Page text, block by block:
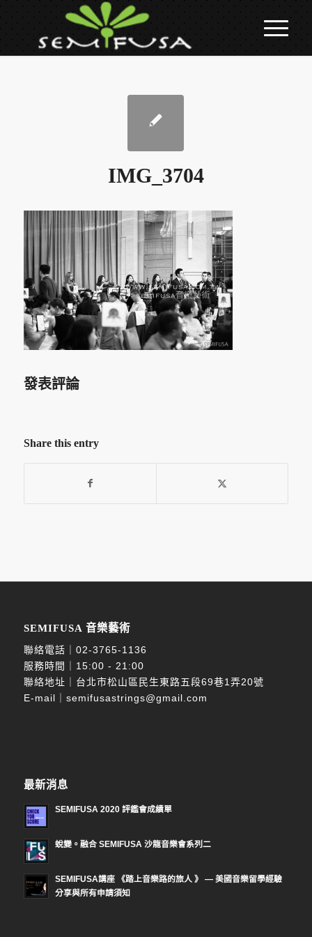
IMG_3704
發表評論
Share this entry
SEMIFUSA 音樂藝術
聯絡電話｜ 02-3765-1136
服務時間｜15:00 - 21:00
聯絡地址｜台北市松山區民生東路五段69巷1弄20號
E-mail｜ semifusastrings@gmail.com
最新消息
SEMIFUSA 2020 評鑑會成績單
蛻變。融合 SEMIFUSA 沙龍音樂會系列二
SEMIFUSA講座 《踏上音樂路的旅人 》 — 美國音樂留學經驗
分享與所有申請須知